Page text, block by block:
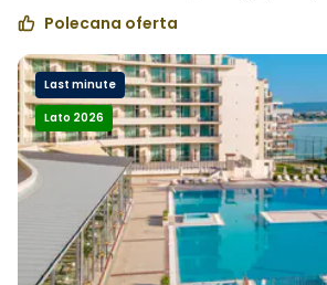
Polecana oferta
Last minute
Lato 2026